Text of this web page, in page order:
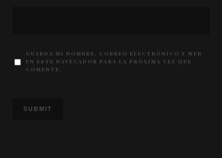
GUARDA MI NOMBRE, CORREO ELECTRÓNICO Y WEB
EN ESTE NAVEGADOR PARA LA PRÓXIMA VEZ QUE
COMENTE.